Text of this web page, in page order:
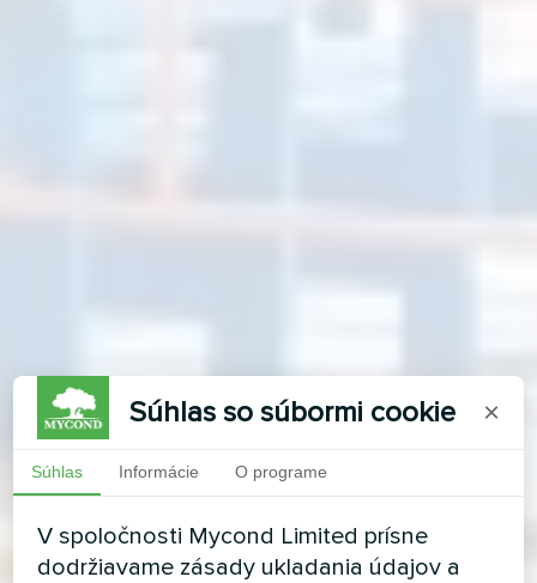
Súhlas so súbormi cookie ×
Súhlas Informácie O programe
V spoločnosti Mycond Limited prísne
dodržiavame zásady ukladania údajov a